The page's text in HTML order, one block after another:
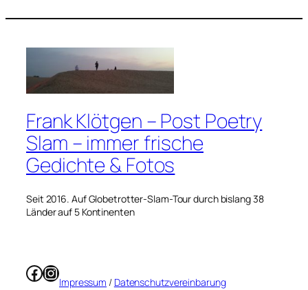
Frank Klötgen – Post Poetry
Slam – immer frische
Gedichte & Fotos
Seit 2016. Auf Globetrotter-Slam-Tour durch bislang 38
Länder auf 5 Kontinenten
Facebook
Instagram
Impressum / Datenschutzvereinbarung